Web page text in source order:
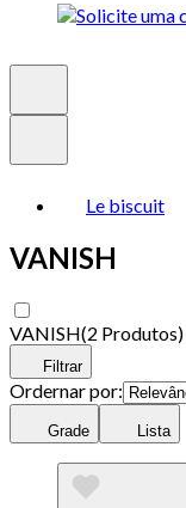
Le biscuit
VANISH
VANISH(2 Produtos)
Filtrar
Ordernar por:
Grade Lista